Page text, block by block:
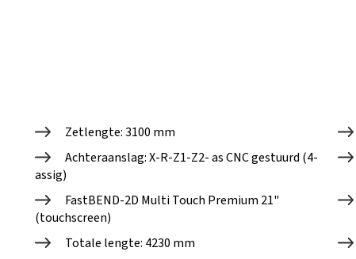
Zetlengte: 3100 mm
Achteraanslag: X-R-Z1-Z2- as CNC gestuurd (4-
assig)
FastBEND-2D Multi Touch Premium 21"
(touchscreen)
Totale lengte: 4230 mm